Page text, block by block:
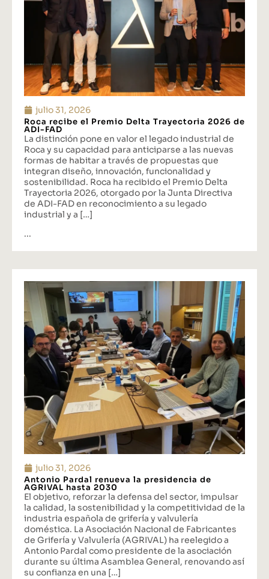
julio 31, 2026
Roca recibe el Premio Delta Trayectoria 2026 de
ADI-FAD
La distinción pone en valor el legado industrial de
Roca y su capacidad para anticiparse a las nuevas
formas de habitar a través de propuestas que
integran diseño, innovación, funcionalidad y
sostenibilidad. Roca ha recibido el Premio Delta
Trayectoria 2026, otorgado por la Junta Directiva
de ADI-FAD en reconocimiento a su legado
industrial y a […]
...
julio 31, 2026
Antonio Pardal renueva la presidencia de
AGRIVAL hasta 2030
El objetivo, reforzar la defensa del sector, impulsar
la calidad, la sostenibilidad y la competitividad de la
industria española de grifería y valvulería
doméstica. La Asociación Nacional de Fabricantes
de Grifería y Valvulería (AGRIVAL) ha reelegido a
Antonio Pardal como presidente de la asociación
durante su última Asamblea General, renovando así
su confianza en una […]